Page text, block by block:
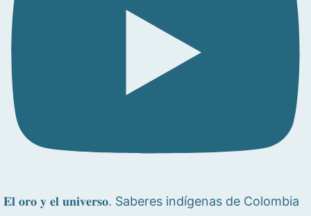
𝐄𝐥 𝐨𝐫𝐨 𝐲 𝐞𝐥 𝐮𝐧𝐢𝐯𝐞𝐫𝐬𝐨. Saberes indígenas de Colombia